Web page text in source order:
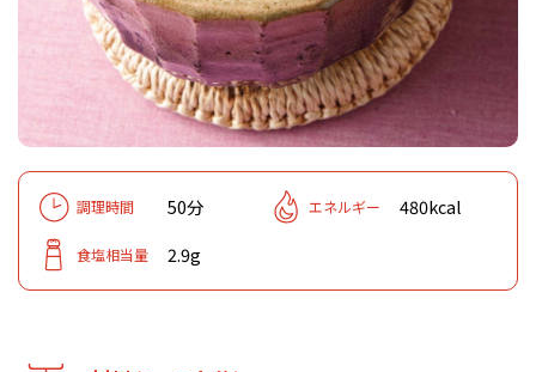
調理時間 50分 エネルギー 480kcal
食塩相当量 2.9g